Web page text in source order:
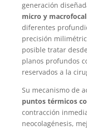
generación
micro y
diferentes
precisión
posible tratar
planos profundos
reservados a la
Su mecanismo de
puntos térmicos
contracción
neocolagénesis,